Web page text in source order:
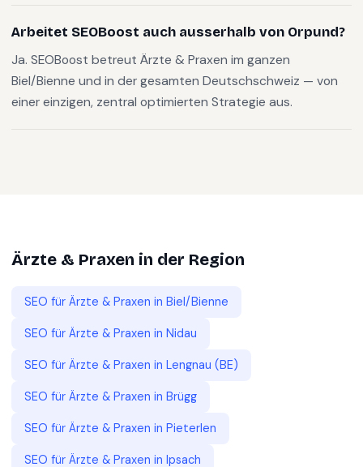
Arbeitet SEOBoost auch ausserhalb von Orpund?
Ja. SEOBoost betreut Ärzte & Praxen im ganzen
Biel/Bienne und in der gesamten Deutschschweiz — von
einer einzigen, zentral optimierten Strategie aus.
Ärzte & Praxen in der Region
SEO für Ärzte & Praxen in Biel/Bienne
SEO für Ärzte & Praxen in Nidau
SEO für Ärzte & Praxen in Lengnau (BE)
SEO für Ärzte & Praxen in Brügg
SEO für Ärzte & Praxen in Pieterlen
SEO für Ärzte & Praxen in Ipsach